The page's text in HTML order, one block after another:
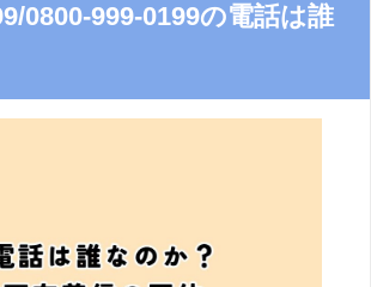
0800-999-0199の電話は誰